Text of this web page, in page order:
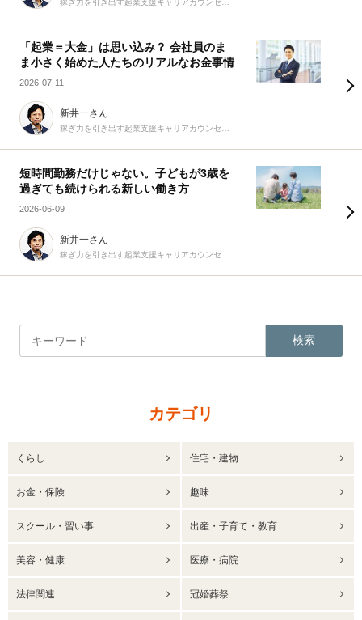
「起業＝大金」は思い込み？ 会社員のま
ま小さく始めた人たちのリアルなお金事情
2026-07-11
新井一さん
短時間勤務だけじゃない。子どもが3歳を
過ぎても続けられる新しい働き方
2026-06-09
新井一さん
検索
カテゴリ
くらし 住宅・建物
お金・保険 趣味
スクール・習い事 出産・子育て・教育
美容・健康 医療・病院
法律関連 冠婚葬祭